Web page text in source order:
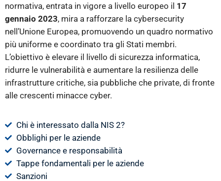
normativa, entrata in vigore a livello europeo il 17
gennaio 2023, mira a rafforzare la cybersecurity
nell’Unione Europea, promuovendo un quadro normativo
più uniforme e coordinato tra gli Stati membri.
L’obiettivo è elevare il livello di sicurezza informatica,
ridurre le vulnerabilità e aumentare la resilienza delle
infrastrutture critiche, sia pubbliche che private, di fronte
alle crescenti minacce cyber.
Chi è interessato dalla NIS 2?
Obblighi per le aziende
Governance e responsabilità
Tappe fondamentali per le aziende
Sanzioni